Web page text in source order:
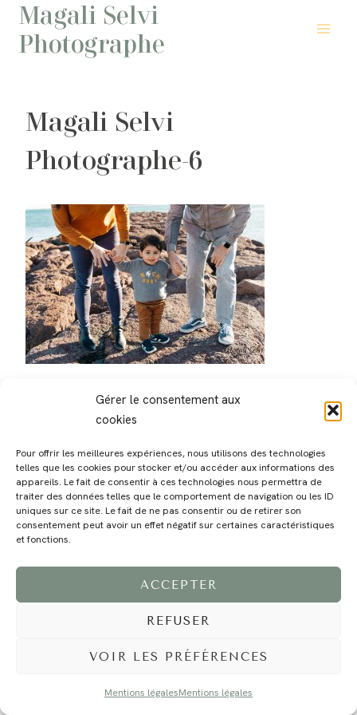
Gérer le consentement aux
cookies
Pour offrir les meilleures expériences, nous utilisons des technologies
telles que les cookies pour stocker et/ou accéder aux informations des
appareils. Le fait de consentir à ces technologies nous permettra de
traiter des données telles que le comportement de navigation ou les ID
uniques sur ce site. Le fait de ne pas consentir ou de retirer son
consentement peut avoir un effet négatif sur certaines caractéristiques
et fonctions.
ACCEPTER
REFUSER
VOIR LES PRÉFÉRENCES
Mentions légalesMentions légales
Aller
contenu
Magali Selvi
Photographe
Magali Selvi
Photographe-6
MAGALI PRESTATIONS YOGA VOYAGE BLOG CONTACT
©2024 EI Magali Selvi - Photographe Famille et Mariage - Nice - Côte d'Azur -